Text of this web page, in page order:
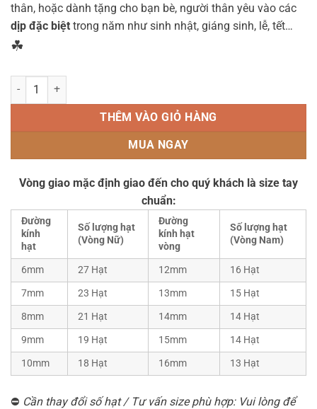
thân, hoặc dành tặng cho bạn bè, người thân yêu vào các
dịp đặc biệt trong năm như sinh nhật, giáng sinh, lễ, tết…
☘
Vòng tay mân côi đá mã não xanh mix thạch anh dâu tây xanh -
THÊM VÀO GIỎ HÀNG
MUA NGAY
Vòng giao mặc định giao đến cho quý khách là size tay
chuẩn:
Đường
kính
hạt
Số lượng hạt
(Vòng Nữ)
Đường
kính hạt
vòng
Số lượng hạt
(Vòng Nam)
6mm 27 Hạt 12mm
16 Hạt
7mm
23 Hạt 13mm
15 Hạt
8mm
21 Hạt 14mm
14 Hạt
9mm
19 Hạt 15mm
14 Hạt
10mm
18 Hạt 16mm 13 Hạt
⛔ Cần thay đổi số hạt / Tư vấn size phù hợp: Vui lòng để